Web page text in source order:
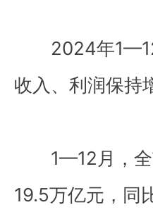
2024年
收入、利润保持
1—12月，
19.5万亿元，同